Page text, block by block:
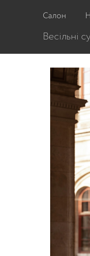
Головна /
Салон
Весільні